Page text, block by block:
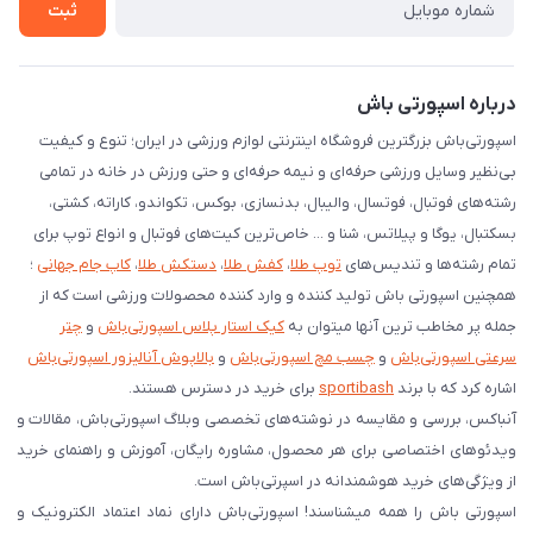
ثبت
درباره اسپورتی باش
اسپورتی‌باش بزرگترین فروشگاه اینترنتی لوازم ورزشی در ایران؛ تنوع و کیفیت
بی‌نظیر وسایل ورزشی حرفه‌ای و نیمه حرفه‌ای و حتی ورزش در خانه در تمامی
رشته‌های فوتبال، فوتسال، والیبال، بدنسازی، بوکس، تکواندو، کاراته، کشتی،
بسکتبال، یوگا و پیلاتس، شنا و ... خاص‌ترین کیت‌های فوتبال و انواع توپ برای
تمام رشته‌ها و تندیس‌های توپ طلا، کفش طلا، دستکش طلا، کاپ جام جهانی ؛
همچنین اسپورتی باش تولید کننده و وارد کننده محصولات ورزشی است که از
جمله پر مخاطب ترین آنها میتوان به کیک استار پلاس اسپورتی‌باش و چتر
سرعتی اسپورتی‌باش و چسب مچ اسپورتی‌باش و بالاپوش آنالیزور اسپورتی‌باش
اشاره کرد که با برند sportibash برای خرید در دسترس هستند.
آنباکس، بررسی‌ و مقایسه در نوشته‌های تخصصی وبلاگ اسپورتی‌باش، مقالات و
ویدئوهای اختصاصی برای هر محصول، مشاوره رایگان، آموزش و راهنمای خرید
از ویژگی‌های خرید هوشمندانه در اسپرتی‌باش است.
اسپورتی‌ باش را همه میشناسند! اسپورتی‌باش دارای نماد اعتماد الکترونیک و